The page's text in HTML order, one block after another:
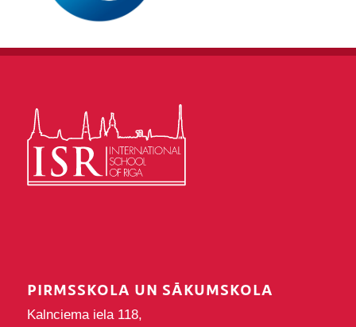
PIRMSSKOLA UN SĀKUMSKOLA
Kalnciema iela 118,